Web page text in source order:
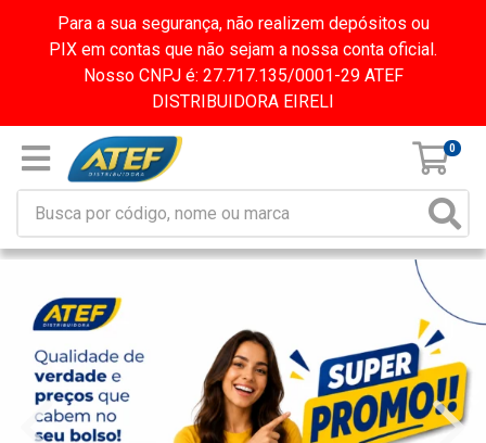
Para a sua segurança, não realizem depósitos ou
PIX em contas que não sejam a nossa conta oficial.
Nosso CNPJ é: 27.717.135/0001-29 ATEF
DISTRIBUIDORA EIRELI
0